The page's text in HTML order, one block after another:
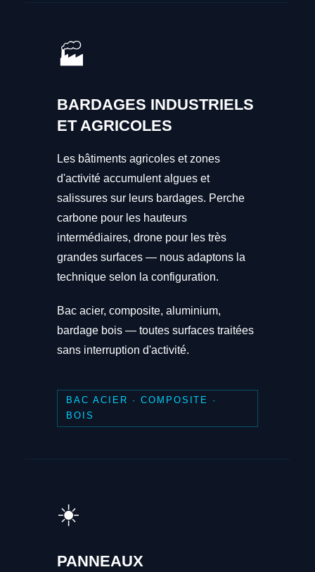
🏭
BARDAGES INDUSTRIELS
ET AGRICOLES
Les bâtiments agricoles et zones
d'activité accumulent algues et
salissures sur leurs bardages. Perche
carbone pour les hauteurs
intermédiaires, drone pour les très
grandes surfaces — nous adaptons la
technique selon la configuration.
Bac acier, composite, aluminium,
bardage bois — toutes surfaces traitées
sans interruption d'activité.
BAC ACIER · COMPOSITE ·
BOIS
☀️
PANNEAUX